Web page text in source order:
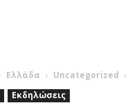
Ελλάδα Uncategorized
Εκδηλώσεις